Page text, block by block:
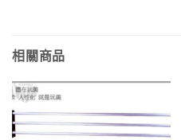
相關商品